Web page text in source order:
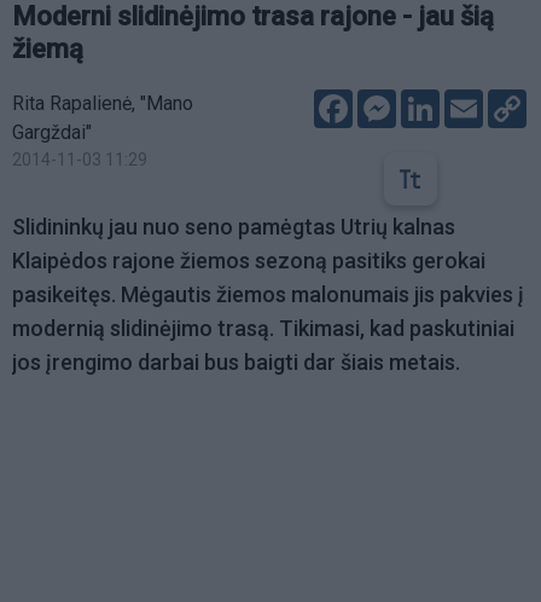
Moderni slidinėjimo trasa rajone - jau šią
žiemą
Rita Rapalienė, "Mano
Gargždai"
2014-11-03 11:29
FacebookMessenger
LinkedIn
Email
Slidininkų jau nuo seno pamėgtas Utrių kalnas
Klaipėdos rajone žiemos sezoną pasitiks gerokai
pasikeitęs. Mėgautis žiemos malonumais jis pakvies į
modernią slidinėjimo trasą. Tikimasi, kad paskutiniai
jos įrengimo darbai bus baigti dar šiais metais.